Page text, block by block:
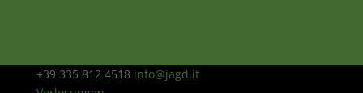
+39 335 812 4518 info@jagd.it